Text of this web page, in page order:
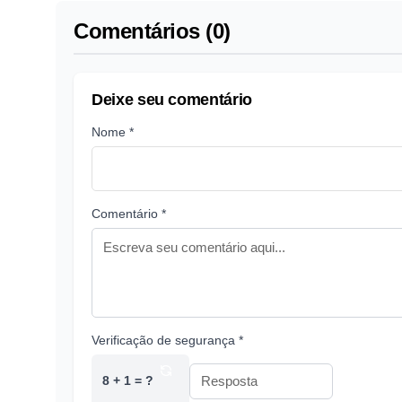
Comentários (0)
Deixe seu comentário
Nome *
Comentário *
Verificação de segurança *
8 + 1 = ?